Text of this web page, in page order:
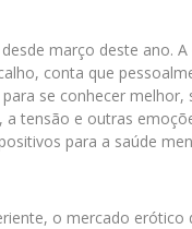
março deste ano.
conta que
se conhecer melhor,
tensão e outras
para a saúde
o mercado erótico